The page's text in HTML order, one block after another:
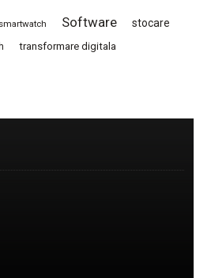
smartwatch Software stocare
transformare digitala